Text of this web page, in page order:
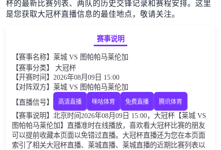
杯的最新比赛列表、两队的历史交锋记录和赛程安排。这里
是您获取大冠杯直播信息的最佳地点，敬请关注。
赛事说明
【赛事名称】莱城 VS 图帕帕马莱伦加
【赛事分类】 大冠杯
【开赛时间】2026年08月09日 15:00
【对阵双方】莱城 VS 图帕帕马莱伦加
【直播信号】
高清直播 咪咕体育 免费直播 腾讯体育
【赛事说明】北京时间2026年08月09日 15:00，大冠杯【莱城 VS
图帕帕马莱伦加】直播准时在线播放，喜欢看大冠杯比赛的朋友
可以提前收藏本页面以免错过直播。大冠杯直播还为您在本页面
索引了相关大冠杯直播、莱城直播、莱城直播的近期比赛列表以